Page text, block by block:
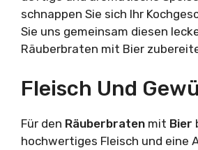
schnappen Sie sich Ihr
Sie uns gemeinsam diesen
Räuberbraten mit Bier
Fleisch Und
Für den Räuberbraten mit Bier
hochwertiges Fleisch und eine